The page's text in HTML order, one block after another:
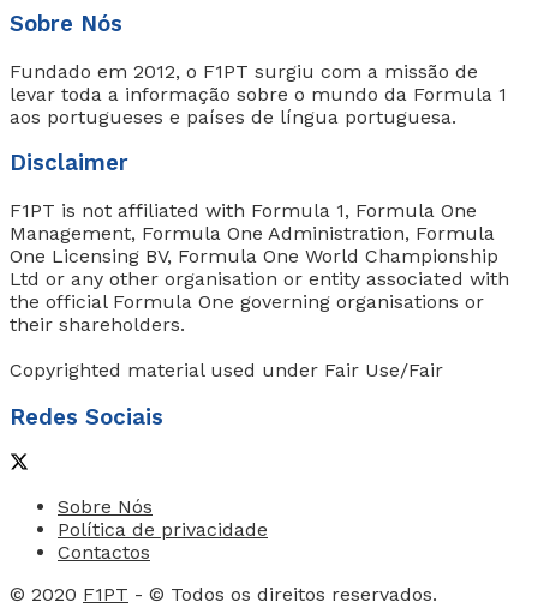
Sobre Nós
Fundado em 2012, o F1PT surgiu com a missão de
levar toda a informação sobre o mundo da Formula 1
aos portugueses e países de língua portuguesa.
Disclaimer
F1PT is not affiliated with Formula 1, Formula One
Management, Formula One Administration, Formula
One Licensing BV, Formula One World Championship
Ltd or any other organisation or entity associated with
the official Formula One governing organisations or
their shareholders.
Copyrighted material used under Fair Use/Fair
Redes Sociais
Sobre Nós
Política de privacidade
Contactos
© 2020 F1PT - © Todos os direitos reservados.